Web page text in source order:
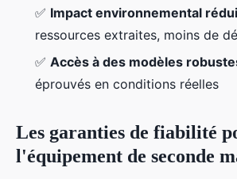
✅ Impact environnemental
ressources extraites, moins de
✅ Accès à des modèles
éprouvés en conditions réelles
Les garanties de fiabilité
l'équipement de seconde